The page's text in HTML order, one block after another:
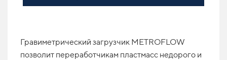
Гравиметрический загрузчик METROFLOW
позволит переработчикам пластмасс недорого и